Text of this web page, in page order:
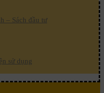
– Sách đầu tư
sử dụng